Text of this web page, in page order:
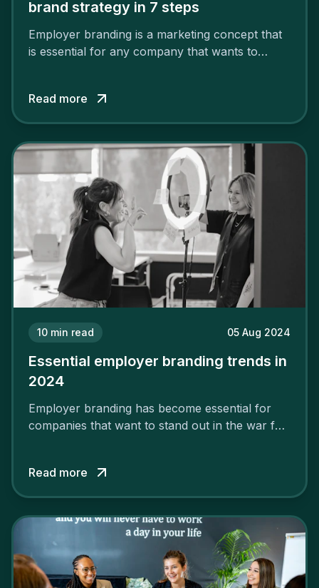
brand strategy in 7 steps
Employer branding is a marketing concept that
is essential for any company that wants to
solid and positive employer brand are clear, you
cannot simply wave a magic wand for it to be
Read more
10 min read 05 Aug 2024
Essential employer branding trends in
2024
Employer branding has become essential for
companies that want to stand out in the war for
attract the best profiles.
Read more